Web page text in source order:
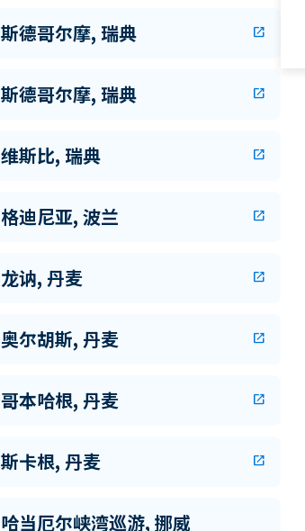
斯德哥尔摩, 瑞典 open_in_new
斯德哥尔摩, 瑞典 open_in_new
维斯比, 瑞典 open_in_new
格迪尼亚, 波兰 open_in_new
龙讷, 丹麦 open_in_new
奥尔胡斯, 丹麦 open_in_new
哥本哈根, 丹麦 open_in_new
斯卡根, 丹麦 open_in_new
哈当厄尔峡湾巡游, 挪威